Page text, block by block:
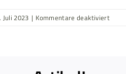
Juli 2023 | Kommentare deaktiviertfür